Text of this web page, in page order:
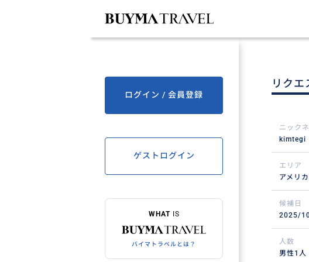
リクエ
ニック
kimtegi
エリア
アメリ
候補日
2025/
人数
男性1人
ログイン / 会員登録
ゲストログイン
WHAT IS
バイマトラベルとは？